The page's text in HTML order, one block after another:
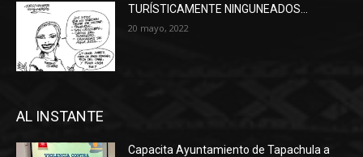
TURÍSTICAMENTE NINGUNEADOS…
20 mayo, 2022
AL INSTANTE
Capacita Ayuntamiento de Tapachula a